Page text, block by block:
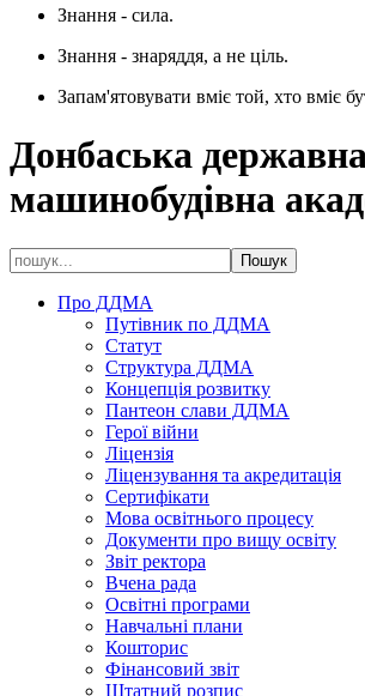
Знання - сила.
Знання - знаряддя, а не ціль.
Запам'ятовувати вміє той, хто вміє
Донбаська
машинобудівна
Про ДДМА
Путівник по ДДМА
Статут
Структура ДДМА
Концепція розвитку
Пантеон слави ДДМА
Герої війни
Ліцензія
Ліцензування та акредитація
Сертифікати
Мова освітнього процесу
Документи про вищу освіту
Звіт ректора
Вчена рада
Освітні програми
Навчальні плани
Кошторис
Фінансовий звіт
Штатний розпис